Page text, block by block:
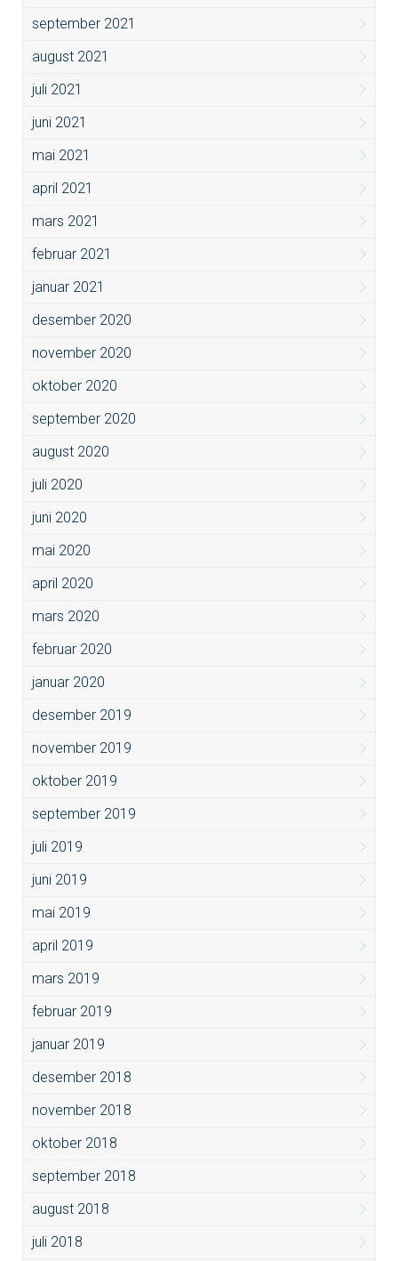
september 2021
august 2021
juli 2021
juni 2021
mai 2021
april 2021
mars 2021
februar 2021
januar 2021
desember 2020
november 2020
oktober 2020
september 2020
august 2020
juli 2020
juni 2020
mai 2020
april 2020
mars 2020
februar 2020
januar 2020
desember 2019
november 2019
oktober 2019
september 2019
juli 2019
juni 2019
mai 2019
april 2019
mars 2019
februar 2019
januar 2019
desember 2018
november 2018
oktober 2018
september 2018
august 2018
juli 2018